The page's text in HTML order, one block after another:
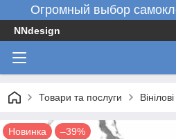
Огромный выбор
NNdesign
Товари та послуги
Новинка –39%